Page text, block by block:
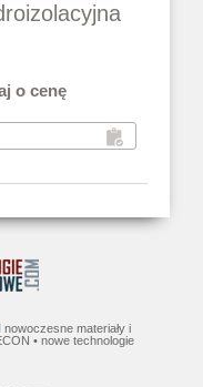
o cenę
nowoczesne materiały i
• nowe technologie